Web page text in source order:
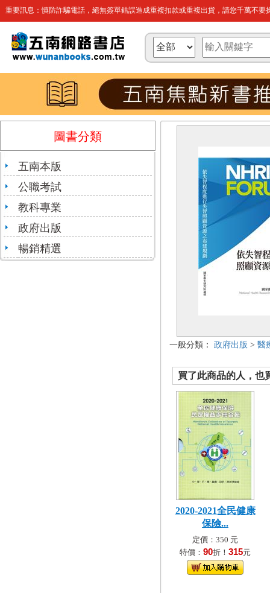
重要訊息：慎防詐騙電話，絕無簽單錯誤造成重複扣款或重複出貨，請您千萬不要
圖書分類
五南本版
公職考試
教科專業
政府出版
暢銷精選
一般分類： 政府出版 > 醫
買了此商品的人，也
2020-2021全民健康
保險...
定價：350 元
特價： 90折！ 315元